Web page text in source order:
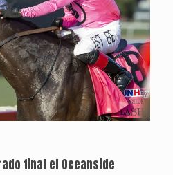
final el Oceanside